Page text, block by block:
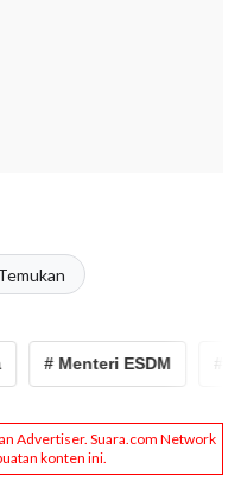
# Menteri ESDM #